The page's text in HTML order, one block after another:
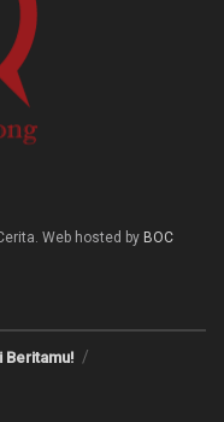
Web hosted by BOC
Beritamu!